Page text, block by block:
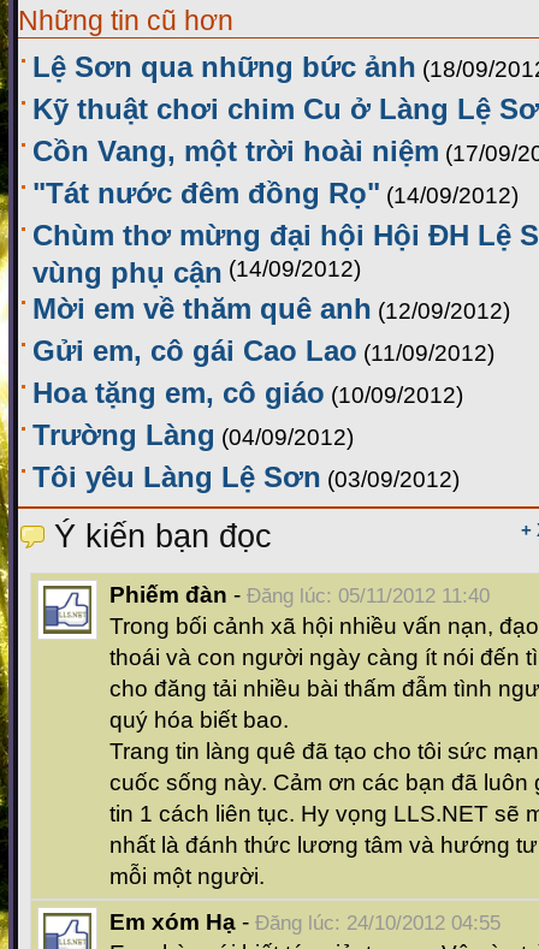
Những tin cũ hơn
Lệ Sơn qua những bức ảnh (18/09/
Kỹ thuật chơi chim Cu ở Làng Lệ
Cồn Vang, một trời hoài niệm (17/09/
"Tát nước đêm đồng Rọ" (14/09/2012)
Chùm thơ mừng đại hội Hội ĐH Lệ
vùng phụ cận (14/09/2012)
Mời em về thăm quê anh (12/09/2012)
Gửi em, cô gái Cao Lao (11/09/2012)
Hoa tặng em, cô giáo (10/09/2012)
Trường Làng (04/09/2012)
Tôi yêu Làng Lệ Sơn (03/09/2012)
+
Ý kiến bạn đọc
Phiếm đàn - Đăng lúc: 05/11/2012 11:40
Trong bối cảnh xã hội nhiều vấn nạn,
thoái và con người ngày càng ít nói đến
cho đăng tải nhiều bài thấm đẫm tình
quý hóa biết bao.
Trang tin làng quê đã tạo cho tôi sức
cuốc sống này. Cảm ơn các bạn đã
tin 1 cách liên tục. Hy vọng LLS.NET sẽ
nhất là đánh thức lương tâm và hướng
mỗi một người.
Em xóm Hạ - Đăng lúc: 24/10/2012 04:55